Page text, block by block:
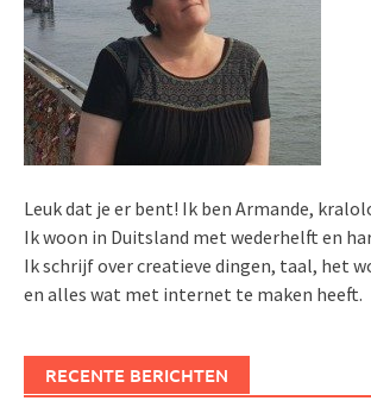
Leuk dat je er bent! Ik ben Armande,
Ik woon in Duitsland met wederhelft en
Ik schrijf over creatieve dingen, taal, het
en alles wat met internet te maken heeft.
RECENTE BERICHTEN